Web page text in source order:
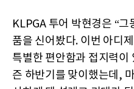
KLPGA 투어 박현경은 “그
품을 신어봤다. 이번 아디
특별한 편안함과 접지력이
즌 하반기를 맞이했는데,